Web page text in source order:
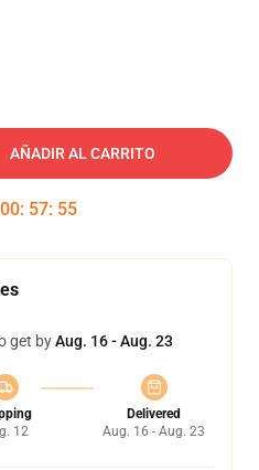
AÑADIR AL CARRITO
00: 57: 54
get byAug. 16 - Aug. 23
12
Delivered
Aug. 16 - Aug. 23